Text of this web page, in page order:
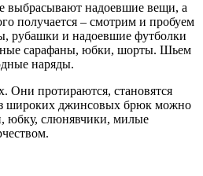
надоевшие вещи, а
получается – смотрим и пробуем
рубашки и надоевшие футболки
сарафаны, юбки, шорты. Шьем
наряды.
Они протираются, становятся
широких джинсовых брюк можно
юбку, слюнявчики, милые